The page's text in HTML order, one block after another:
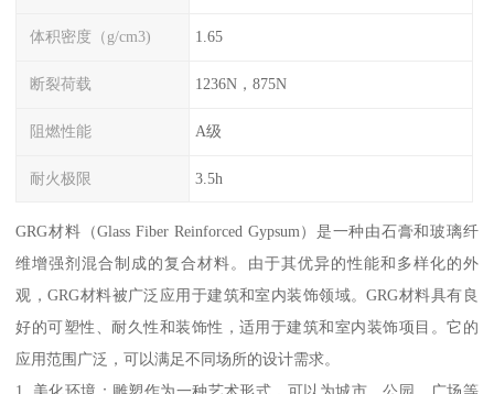
体积密度（g/cm3) 1.65
断裂荷载 1236N，875N
阻燃性能 A级
耐火极限 3.5h
GRG材料（Glass Fiber Reinforced Gypsum）是一种由石膏和玻璃纤
维增强剂混合制成的复合材料。由于其优异的性能和多样化的外
观，GRG材料被广泛应用于建筑和室内装饰领域。GRG材料具有良
好的可塑性、耐久性和装饰性，适用于建筑和室内装饰项目。它的
应用范围广泛，可以满足不同场所的设计需求。